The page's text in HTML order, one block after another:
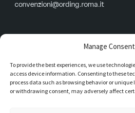
Manage Consent
To provide the best experiences, we use
access device information. Consenting to these
process data such as browsing behavior or unique
or withdrawing consent, may adversely affect
convenzioni@ording.roma.it
Menù
Privacy policy
Cookie policy
Consiglio in carica